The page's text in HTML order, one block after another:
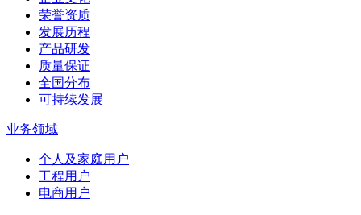
荣誉资质
发展历程
产品研发
质量保证
全国分布
可持续发展
业务领域
个人及家庭用户
工程用户
电商用户